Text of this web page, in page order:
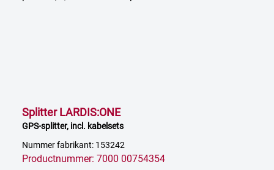
Splitter LARDIS:ONE
GPS-splitter, incl. kabelsets
Nummer fabrikant: 153242
Productnummer: 7000 00754354